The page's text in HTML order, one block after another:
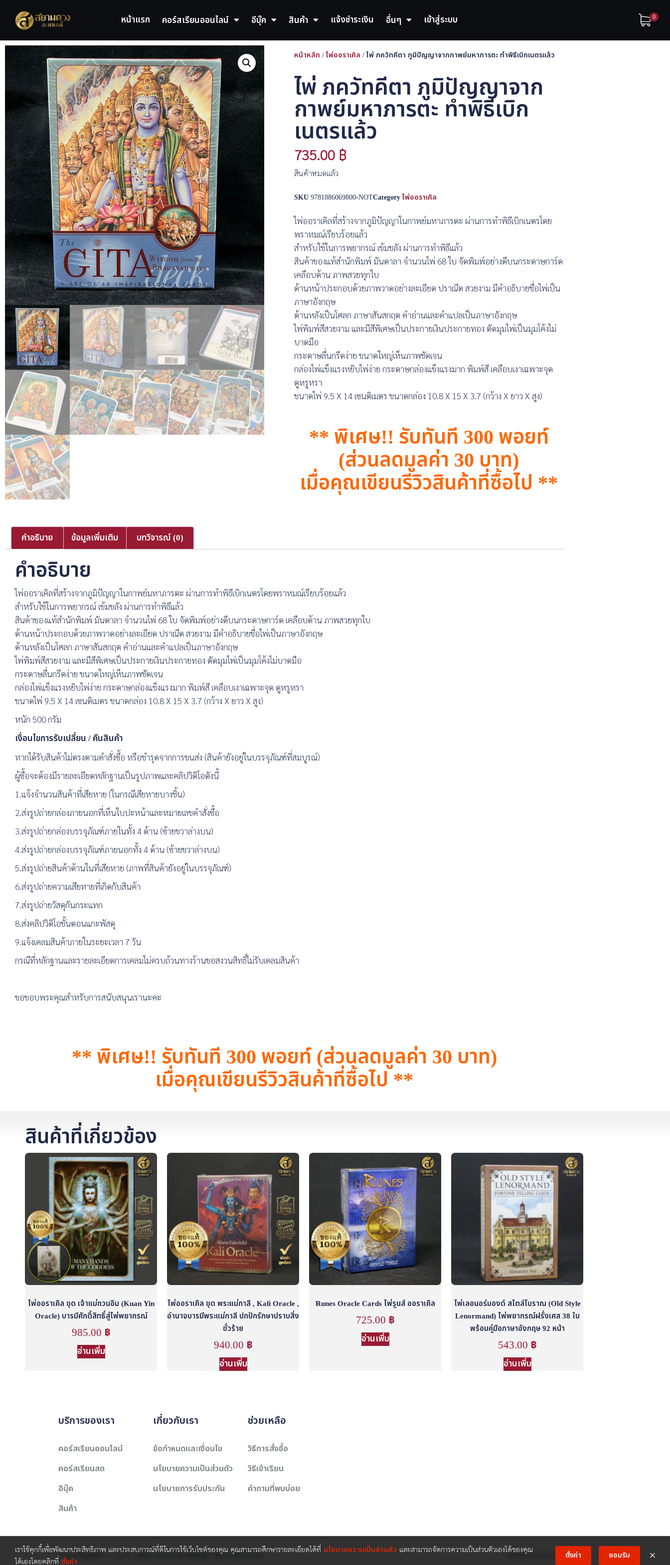
หน้าแรก คอร์สเรียนออนไลน์ อีบุ๊ค สินค้า แจ้งชำระเงิน อื่นๆ เข้าสู่ระบบ 0
หน้าหลัก /ไพ่ออราเคิล / ไพ่ ภควัทคีตา ภูมิปัญญาจากกาพย์มหาภารตะ ทำพิธีเบิกเนตรแล้ว
ไพ่ ภควัทคีตา ภูมิปัญญาจาก
กาพย์มหาภารตะ ทำพิธีเบิก
เนตรแล้ว
735.00 ฿
สินค้าหมดแล้ว
SKU9781886069800-NOTCategoryไพ่ออราเคิล
ไพ่ออราเคิลที่สร้างจากภูมิปัญญาในกาพย์มหาภารตะ ผ่านการทำพิธีเบิกเนตรโดย
พราหมณ์เรียบร้อยแล้ว
สำหรับใช้ในการพยากรณ์ เข้มขลัง ผ่านการทำพิธีแล้ว
สินค้าของแท้สำนักพิมพ์ มันดาลา จำนวนไพ่ 68 ใบ จัดพิมพ์อย่างดีบนกระดาษการ์ด
เคลือบด้าน ภาพสวยทุกใบ
ด้านหน้าประกอบด้วยภาพวาดอย่างละเอียด ปราณีต สวยงาม มีคำอธิบายชื่อไพ่เป็น
ภาษาอังกฤษ
ด้านหลังเป็นโศลก ภาษาสันสกฤต คำอ่านและคำแปลเป็นภาษาอังกฤษ
ไพ่พิมพ์สีสวยงาม และมีสีพิเศษเป็นประกายเงินประกายทอง ตัดมุมไพ่เป็นมุมโค้งไม่
บาดมือ
กระดาษลื่นกรีดง่าย ขนาดใหญ่เห็นภาพชัดเจน
กล่องไพ่แข็งแรงหยิบไพ่ง่าย กระดาษกล่องแข็งแรงมาก พิมพ์สี เคลือบเงาเฉพาะจุด
ดูหรูหรา
ขนาดไพ่ 9.5 X 14 เซนติเมตร ขนาดกล่อง 10.8 X 15 X 3.7 (กว้าง X ยาว X สูง)
** พิเศษ!! รับทันที 300 พอยท์
(ส่วนลดมูลค่า 30 บาท)
เมื่อคุณเขียนรีวิวสินค้าที่ซื้อไป **
คำอธิบาย ข้อมูลเพิ่มเติม บทวิจารณ์ (0)
คำอธิบาย
ไพ่ออราเคิลที่สร้างจากภูมิปัญญาในกาพย์มหาภารตะ ผ่านการทำพิธีเบิกเนตรโดยพราหมณ์เรียบร้อยแล้ว
สำหรับใช้ในการพยากรณ์ เข้มขลัง ผ่านการทำพิธีแล้ว
สินค้าของแท้สำนักพิมพ์ มันดาลา จำนวนไพ่ 68 ใบ จัดพิมพ์อย่างดีบนกระดาษการ์ด เคลือบด้าน ภาพสวยทุกใบ
ด้านหน้าประกอบด้วยภาพวาดอย่างละเอียด ปราณีต สวยงาม มีคำอธิบายชื่อไพ่เป็นภาษาอังกฤษ
ด้านหลังเป็นโศลก ภาษาสันสกฤต คำอ่านและคำแปลเป็นภาษาอังกฤษ
ไพ่พิมพ์สีสวยงาม และมีสีพิเศษเป็นประกายเงินประกายทอง ตัดมุมไพ่เป็นมุมโค้งไม่บาดมือ
กระดาษลื่นกรีดง่าย ขนาดใหญ่เห็นภาพชัดเจน
กล่องไพ่แข็งแรงหยิบไพ่ง่าย กระดาษกล่องแข็งแรงมาก พิมพ์สี เคลือบเงาเฉพาะจุด ดูหรูหรา
ขนาดไพ่ 9.5 X 14 เซนติเมตร ขนาดกล่อง 10.8 X 15 X 3.7 (กว้าง X ยาว X สูง)
หนัก 500 กรัม
เงื่อนไขการรับเปลี่ยน / คืนสินค้า
หากได้รับสินค้าไม่ตรงตามคำสั่งซื้อ หรือชำรุดจากการขนส่ง (สินค้ายังอยู่ในบรรจุภัณฑ์ที่สมบูรณ์)
ผู้ซื้อจะต้องมีรายละเอียดหลักฐานเป็นรูปภาพและคลิปวิดิโอดังนี้
1.แจ้งจำนวนสินค้าที่เสียหาย (ในกรณีเสียหายบางชิ้น)
2.ส่งรูปถ่ายกล่องภายนอกที่เห็นใบปะหน้าและหมายเลขคำสั่งซื้อ
3.ส่งรูปถ่ายกล่องบรรจุภัณฑ์ภายในทั้ง 4 ด้าน (ซ้ายขวาล่างบน)
4.ส่งรูปถ่ายกล่องบรรจุภัณฑ์ภายนอกทั้ง 4 ด้าน (ซ้ายขวาล่างบน)
5.ส่งรูปถ่ายสินค้าด้านในที่เสียหาย (ภาพที่สินค้ายังอยู่ในบรรจุภัณฑ์)
6.ส่งรูปถ่ายความเสียหายที่เกิดกับสินค้า
7.ส่งรูปถ่ายวัสดุกันกระแทก
8.ส่งคลิปวิดิโอขั้นตอนแกะพัสดุ
9.แจ้งเคลมสินค้าภายในระยะเวลา 7 วัน
กรณีที่หลักฐานและรายละเอียดการเคลมไม่ครบถ้วนทางร้านขอสงวนสิทธิ์ไม่รับเคลมสินค้า
ขอขอบพระคุณสำหรับการสนับสนุนเรานะคะ
** พิเศษ!! รับทันที 300 พอยท์ (ส่วนลดมูลค่า 30 บาท)
เมื่อคุณเขียนรีวิวสินค้าที่ซื้อไป **
สินค้าที่เกี่ยวข้อง
ไพ่ออราเคิล ชุด เจ้าแม่กวนอิม (Kuan Yin
Oracle) บารมีศักดิ์สิทธิ์สู่ไพ่พยากรณ์
985.00 ฿
อ่านเพิ่ม
ไพ่ออราเคิล ชุด พระแม่กาลี , Kali Oracle ,
อำนาจบารมีพระแม่กาลี ปกปักรักษาปราบสิ่ง
ชั่วร้าย
940.00 ฿
อ่านเพิ่ม
Runes Oracle Cards ไพ่รูนส์ ออราเคิล
725.00 ฿
อ่านเพิ่ม
ไพ่เลอนอร์มองด์ สไตล์โบราณ (Old Style
Lenormand) ไพ่พยากรณ์ฝรั่งเศส 38 ใบ
พร้อมคู่มือภาษาอังกฤษ 92 หน้า
543.00 ฿
อ่านเพิ่ม
บริการของเรา
คอร์สเรียนออนไลน์
คอร์สเรียนสด
อีบุ๊ค
สินค้า
เกี่ยวกับเรา
ข้อกำหนดและเงื่อนไข
นโยบายความเป็นส่วนตัว
นโยบายการรับประกัน
ช่วยเหลือ
วิธีการสั่งซื้อ
วิธีเข้าเรียน
คำถามที่พบบ่อย
สงวนลิขสิทธิ์ © 2565 บริษัท สยาม เคาเซิลลิ่ง เซ็นเตอร์ จำกัด รองรับการชำระเงิน:
เราใช้คุกกี้เพื่อพัฒนาประสิทธิภาพ และประสบการณ์ที่ดีในการใช้เว็บไซต์ของคุณ คุณสามารถศึกษารายละเอียดได้ที่ นโยบายความเป็นส่วนตัว และสามารถจัดการความเป็นส่วนตัวเองได้ของคุณ
ได้เองโดยคลิกที่ ตั้งค่า
ตั้งค่า ยอมรับ